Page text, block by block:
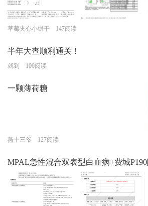
草莓夹心小饼干 147阅读
半年大查顺利通关！
就到 100阅读
一颗薄荷糖
燕十三爷 127阅读
MPAL急性混合双表型白血病+费城